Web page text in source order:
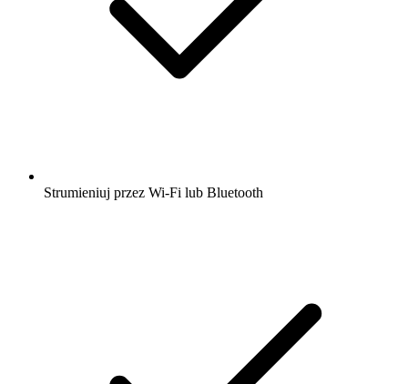
Strumieniuj przez Wi-Fi lub Bluetooth